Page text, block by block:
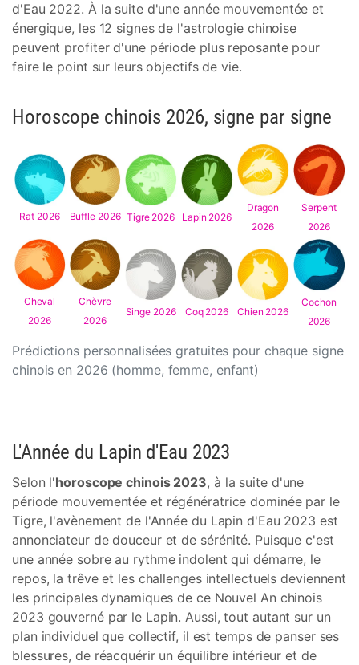
d'Eau 2022. À la suite d'une année mouvementée et
énergique, les 12 signes de l'astrologie chinoise
peuvent profiter d'une période plus reposante pour
faire le point sur leurs objectifs de vie.
Horoscope chinois 2026, signe par signe
Prédictions personnalisées gratuites pour chaque signe
chinois en 2026 (homme, femme, enfant)
Rat 2026 Buffle 2026 Tigre 2026 Lapin 2026
Dragon
2026
Serpent
2026
Cheval
2026
Chèvre
2026
Singe 2026 Coq 2026 Chien 2026
Cochon
2026
L'Année du Lapin d'Eau 2023
Selon l'horoscope chinois 2023, à la suite d'une
période mouvementée et régénératrice dominée par le
Tigre, l'avènement de l'Année du Lapin d'Eau 2023 est
annonciateur de douceur et de sérénité. Puisque c'est
une année sobre au rythme indolent qui démarre, le
repos, la trêve et les challenges intellectuels deviennent
les principales dynamiques de ce Nouvel An chinois
2023 gouverné par le Lapin. Aussi, tout autant sur un
plan individuel que collectif, il est temps de panser ses
blessures, de réacquérir un équilibre intérieur et de